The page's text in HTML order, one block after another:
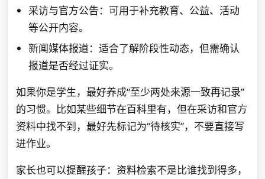
采访与官方公告：可用于补充教育、公益、活动
等公开内容。
新闻媒体报道：适合了解阶段性动态，但需确认
报道是否经过证实。
如果你是学生，最好养成“至少两处来源一致再记录”
的习惯。比如某些细节在百科里有，但在采访和官方
资料中找不到，最好先标记为“待核实”，不要直接写
进作业。
家长也可以提醒孩子：资料检索不是比谁找到得多，